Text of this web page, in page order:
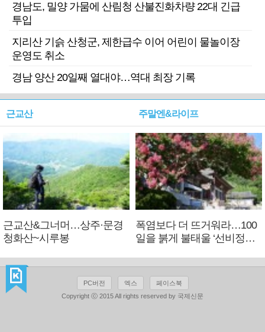
경남도, 밀양 가뭄에 산림청 산불진화차량 22대 긴급
투입
지리산 기슭 산청군, 제한급수 이어 어린이 물놀이장
운영도 취소
경남 양산 20일째 열대야…역대 최장 기록
근교산
근교산&그너머…상주·문경
청화산~시루봉
주말엔&라이프
폭염보다 더 뜨거워라…100
일을 붉게 불태울 ‘선비정신’
PC버전 엑스
페이스북
Copyright ⓒ 2015 All rights reserved by 국제신문